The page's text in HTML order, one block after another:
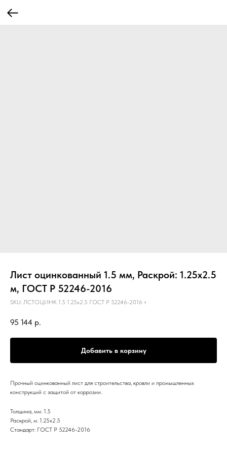
Лист оцинкованный 1.5 мм, Раскрой: 1.25х2.5
м, ГОСТ Р 52246-2016
SKU: ЛСТОЦИНК 1.5 1.25х2.5 ГОСТ Р 52246-2016 т
95 144 р.
Добавить в корзину
Прочный оцинкованный лист для строительства, кровли и промышленных
конструкций с защитой от коррозии.
Толщина, мм: 1.5
Раскрой, м: 1.25х2.5
Стандарт: ГОСТ Р 52246-2016